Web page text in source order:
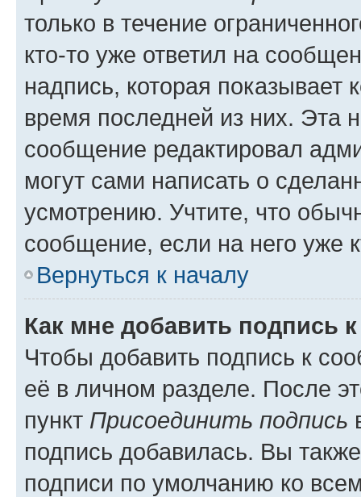
только в течение
кто-то уже ответил на
надпись, которая показывает
время последней из них. Эта
сообщение редактировал
могут сами написать о
усмотрению. Учтите, что
сообщение, если на него уже
Вернуться к началу
Как мне добавить подпись
Чтобы добавить подпись к
её в личном разделе. После
пункт Присоединить подпись
подпись добавилась. Вы
подписи по умолчанию ко